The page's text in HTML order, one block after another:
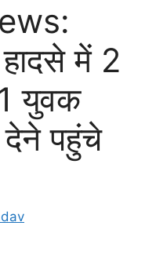
में 2
युवक
देने पहुंचे